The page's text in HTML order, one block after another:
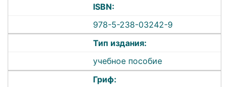
ISBN:
978-5-238-03242-9
Тип издания:
учебное пособие
Гриф: